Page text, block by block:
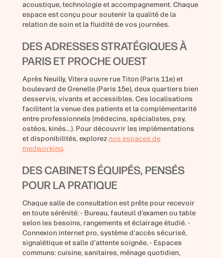
acoustique, technologie et accompagnement. Chaque
espace est conçu pour soutenir la qualité de la
relation de soin et la fluidité de vos journées.
DES ADRESSES STRATÉGIQUES À
PARIS ET PROCHE OUEST
Après Neuilly, Vitera ouvre rue Titon (Paris 11e) et
boulevard de Grenelle (Paris 15e), deux quartiers bien
desservis, vivants et accessibles. Ces localisations
facilitent la venue des patients et la complémentarité
entre professionnels (médecins, spécialistes, psy,
ostéos, kinés…). Pour découvrir les implémentations
et disponibilités, explorez nos espaces de
medworking.
DES CABINETS ÉQUIPÉS, PENSÉS
POUR LA PRATIQUE
Chaque salle de consultation est prête pour recevoir
en toute sérénité: - Bureau, fauteuil d’examen ou table
selon les besoins, rangements et éclairage étudié. -
Connexion internet pro, système d’accès sécurisé,
signalétique et salle d’attente soignée. - Espaces
communs: cuisine, sanitaires, ménage quotidien,